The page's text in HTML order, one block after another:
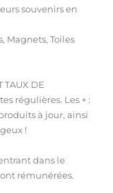
souvenirs en
Magnets, Toiles
TAUX DE
régulières. Les + :
à jour, ainsi
!
dans le
rémunérées.